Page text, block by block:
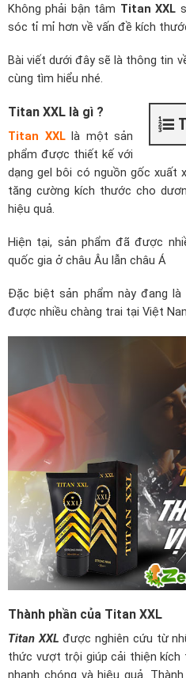
Không phải bận tâm Titan XXL
sóc tỉ mỉ hơn về vấn đề kích
Bài viết dưới đây sẽ là thông tin
cùng tìm hiểu nhé.
Titan XXL là gì ?
Titan XXL là một sản
phẩm được thiết kế với
dạng gel bôi có nguồn gốc
tăng cường kích thước cho
hiệu quả.
Hiện tại, sản phẩm đã được
quốc gia ở châu Âu lẫn châu Á
Đặc biệt sản phẩm này đang
được nhiều chàng trai tại Việt
Thành phần của Titan XXL
Titan XXLđược nghiên cứu từ
thức vượt trội giúp cải thiện kích
nhanh chóng và hiệu quả.